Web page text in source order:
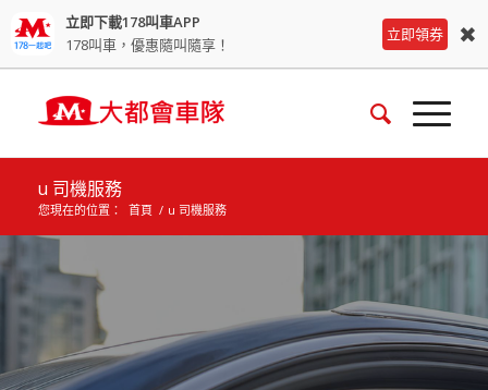
立即下載178叫車APP
178叫車，優惠隨叫隨享！
立即領券 ✖
u 司機服務
您現在的位置： 首頁 / u 司機服務